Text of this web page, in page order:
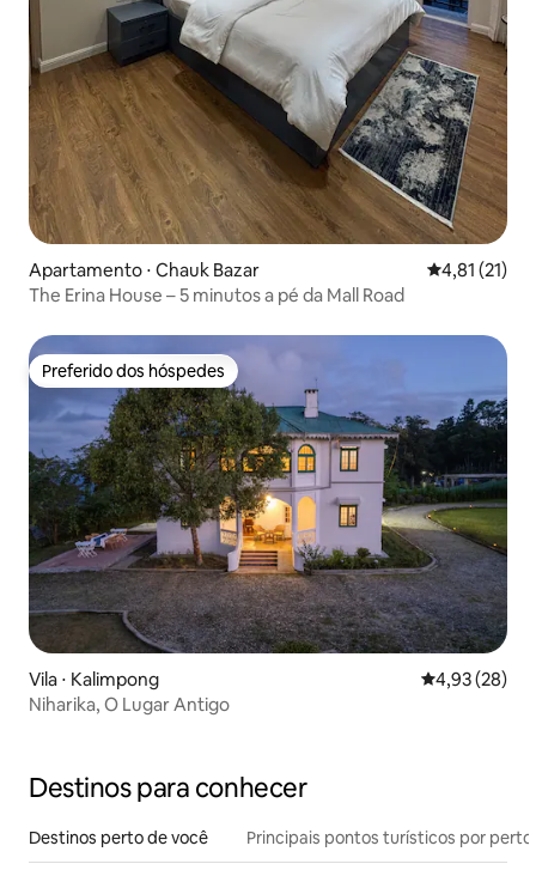
Apartamento ⋅ Chauk Bazar 4,81 de uma
4,81 (21)
The Erina House – 5 minutos a pé da Mall Road
Preferido dos hóspedes
Preferido dos hóspedes
Vila ⋅ Kalimpong 4,93 de uma
4,93 (28)
Niharika, O Lugar Antigo
Destinos para conhecer
Destinos perto de você Principais pontos turísticos por perto